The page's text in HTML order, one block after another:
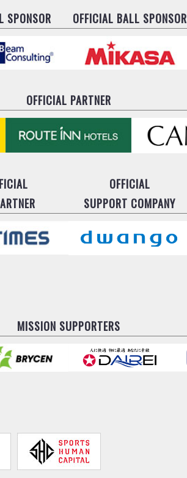
SPONSOR OFFICIAL BALL SPONSOR
OFFICIAL PARTNER
OFFICIAL
SUPPORT COMPANY
MISSION SUPPORTERS